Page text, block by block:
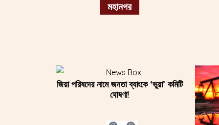
মহানগর
জিয়া পরিষদের নামে জনতা ব্যাংকে ‘ভুয়া’ কমিটি
ঘোষণা!
হরমুজ প্রণালি পুরোপুরি বন্ধ ঘোষণা করল ইরান